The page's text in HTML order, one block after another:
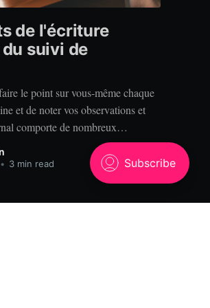
de l'écriture
suivi de
le point sur vous-même chaque
et de noter vos observations et
comporte de nombreux
tenir un journal? Clarté. Vous
votre expérience à quelqu’un
• 3 min read